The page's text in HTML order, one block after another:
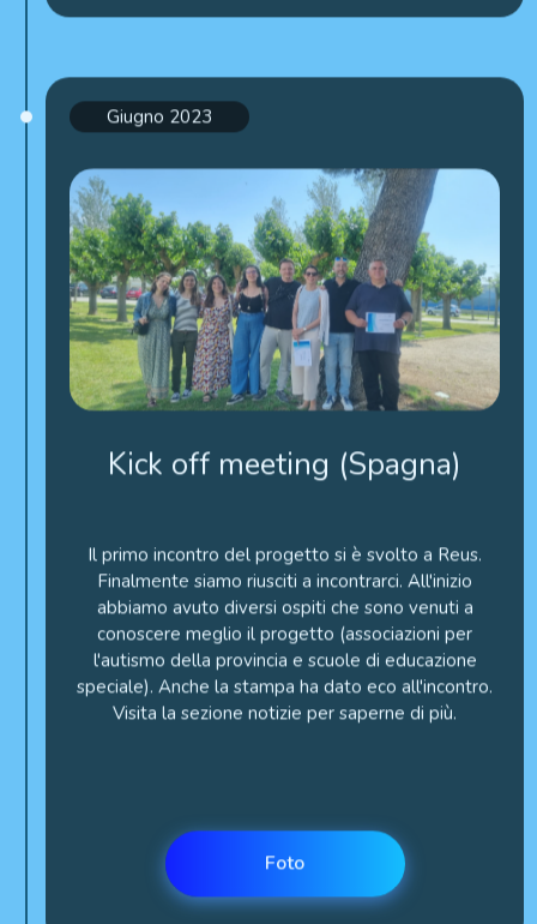
Giugno 2023
Kick off meeting (Spagna)
Finalmente siamo riusciti a incontrarci. All'inizio
abbiamo avuto diversi ospiti che sono venuti a
conoscere meglio il progetto (associazioni per
l'autismo della provincia e scuole di educazione
speciale). Anche la stampa ha dato eco all'incontro.
Visita la sezione notizie per saperne di più.
Foto